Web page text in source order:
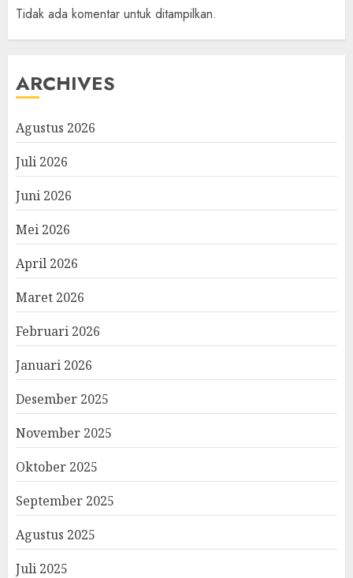
Tidak ada komentar untuk ditampilkan.
ARCHIVES
Agustus 2026
Juli 2026
Juni 2026
Mei 2026
April 2026
Maret 2026
Februari 2026
Januari 2026
Desember 2025
November 2025
Oktober 2025
September 2025
Agustus 2025
Juli 2025